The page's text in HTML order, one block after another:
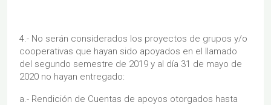
4.- No serán considerados los proyectos de grupos y/o
cooperativas que hayan sido apoyados en el llamado
del segundo semestre de 2019 y al día 31 de mayo de
2020 no hayan entregado:
a.- Rendición de Cuentas de apoyos otorgados hasta